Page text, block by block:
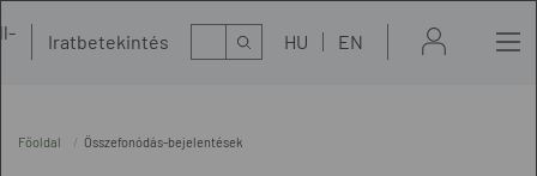
Iratbetekintés Kereső HU EN
Főoldal Összefonódás-bejelentések